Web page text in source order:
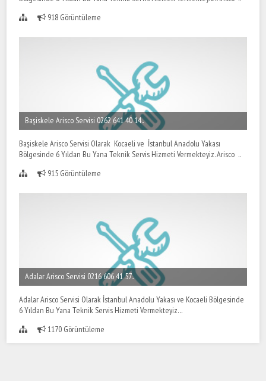
918 Görüntüleme
Başiskele Arisco Servisi 0262 641 40 14..
Başiskele Arisco Servisi Olarak Kocaeli ve İstanbul Anadolu Yakası
Bölgesinde 6 Yıldan Bu Yana Teknik Servis Hizmeti Vermekteyiz. Arisco ..
915 Görüntüleme
Adalar Arisco Servisi 0216 606 41 57..
Adalar Arisco Servisi Olarak İstanbul Anadolu Yakası ve Kocaeli Bölgesinde
6 Yıldan Bu Yana Teknik Servis Hizmeti Vermekteyiz. ..
1170 Görüntüleme